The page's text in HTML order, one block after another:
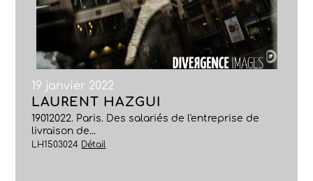
19 janvier 2022
LAURENT HAZGUI
19012022. Paris. Des salariés de l'entreprise de
livraison de...
LH1503024 Détail